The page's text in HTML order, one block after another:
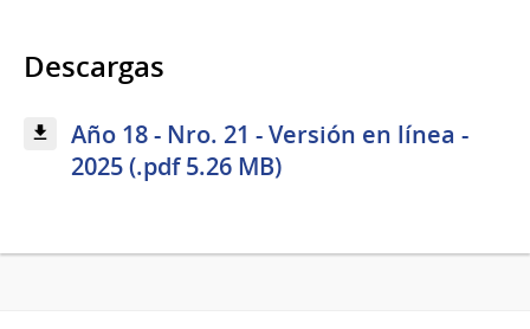
Descargas
Año 18 - Nro. 21 - Versión en línea -
2025 (.pdf 5.26 MB)